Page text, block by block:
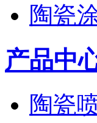
陶瓷
产品中
陶瓷